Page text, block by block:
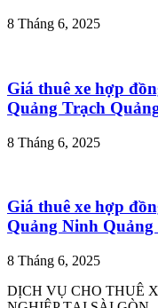
8 Tháng 6, 2025
Giá thuê xe hợp
Quảng Trạch
8 Tháng 6, 2025
Giá thuê xe hợp
Quảng Ninh
8 Tháng 6, 2025
DỊCH VỤ CHO THUÊ